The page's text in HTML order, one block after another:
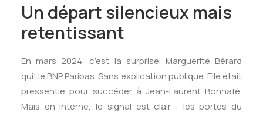
Un départ silencieux mais
retentissant
En mars 2024, c’est la surprise. Marguerite Bérard
quitte BNP Paribas. Sans explication publique. Elle était
pressentie pour succéder à Jean-Laurent Bonnafé.
Mais en interne, le signal est clair : les portes du